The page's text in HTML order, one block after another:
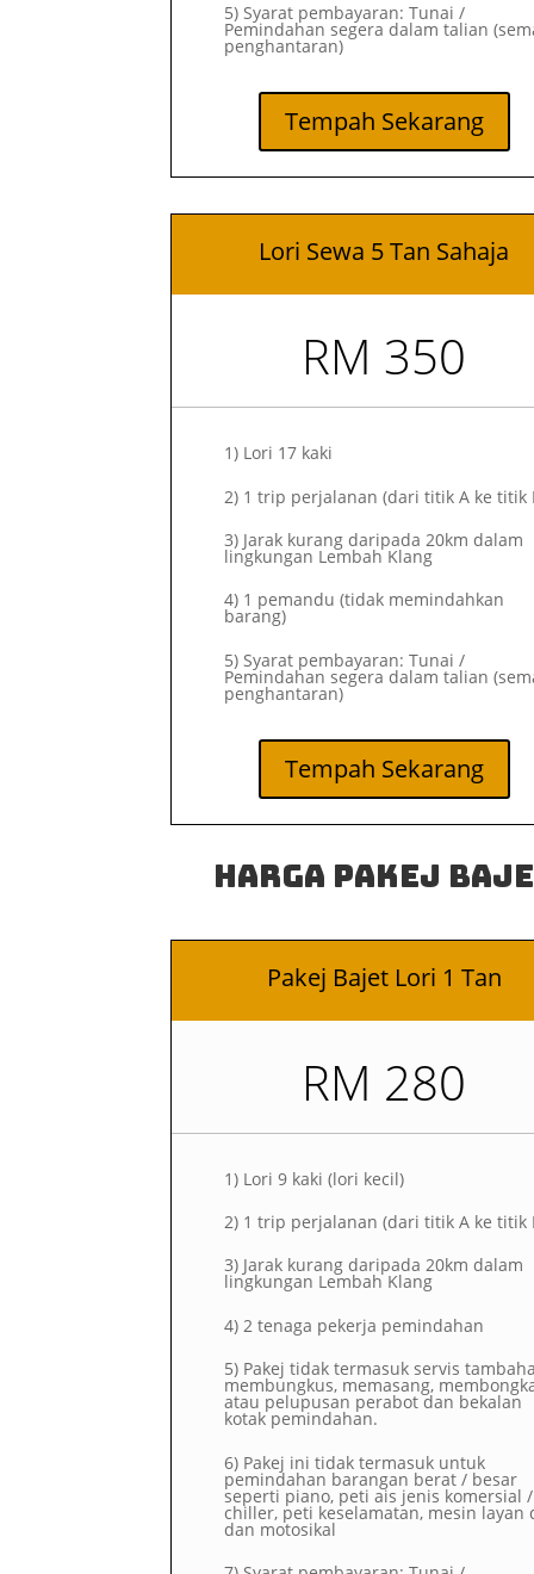
5) Syarat pembayaran: Tunai /
Pemindahan segera dalam talian
penghantaran)
Tempah Sekarang
Lori Sewa 5 Tan Sahaja
RM 350
1) Lori 17 kaki
2) 1 trip perjalanan (dari titik A ke titik
3) Jarak kurang daripada 20km dalam
lingkungan Lembah Klang
4) 1 pemandu (tidak memindahkan
barang)
5) Syarat pembayaran: Tunai /
Pemindahan segera dalam talian
penghantaran)
Tempah Sekarang
Harga Pakej
Pakej Bajet Lori 1 Tan
RM 280
1) Lori 9 kaki (lori kecil)
2) 1 trip perjalanan (dari titik A ke titik
3) Jarak kurang daripada 20km dalam
lingkungan Lembah Klang
4) 2 tenaga pekerja pemindahan
5) Pakej tidak termasuk servis
membungkus, memasang,
atau pelupusan perabot dan bekalan
kotak pemindahan.
6) Pakej ini tidak termasuk untuk
pemindahan barangan berat / besar
seperti piano, peti ais jenis komersial /
chiller, peti keselamatan, mesin layan
dan motosikal